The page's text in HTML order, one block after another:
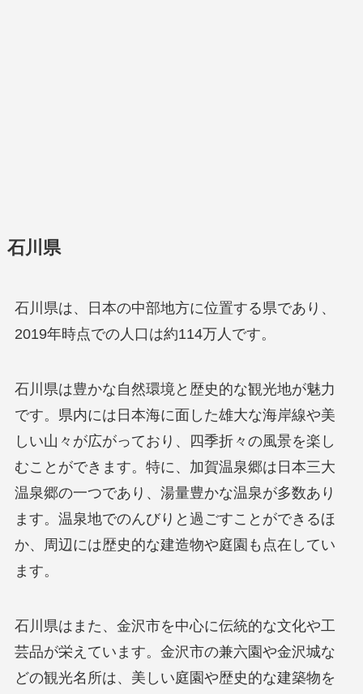
石川県
石川県は、日本の中部地方に位置する県であり、
2019年時点での人口は約114万人です。
石川県は豊かな自然環境と歴史的な観光地が魅力
です。県内には日本海に面した雄大な海岸線や美
しい山々が広がっており、四季折々の風景を楽し
むことができます。特に、加賀温泉郷は日本三大
温泉郷の一つであり、湯量豊かな温泉が多数あり
ます。温泉地でのんびりと過ごすことができるほ
か、周辺には歴史的な建造物や庭園も点在してい
ます。
石川県はまた、金沢市を中心に伝統的な文化や工
芸品が栄えています。金沢市の兼六園や金沢城な
どの観光名所は、美しい庭園や歴史的な建築物を